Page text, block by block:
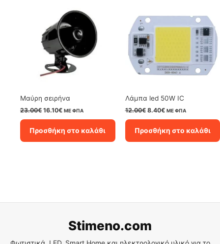
Μαύρη σειρήνα
23.00€ Original
23.00€.
16.10€Η
είναι:
16.10€.
ΜΕ ΦΠΑ
Προσθήκη στο καλάθι
Λάμπα led 50W IC
12.00€ Original
12.00€.
8.40€Η
είναι:
8.40€.
ΜΕ ΦΠΑ
Προσθήκη στο καλάθι
Stimeno.com